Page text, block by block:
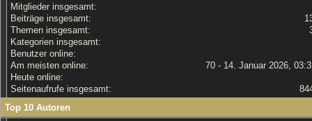
Mitglieder insgesamt:
Beiträge insgesamt:
Themen insgesamt:
Kategorien insgesamt:
Benutzer online:
Am meisten online:
70 - 14. Januar 2026,
Heute online:
Seitenaufrufe insgesamt:
Top 10 Autoren